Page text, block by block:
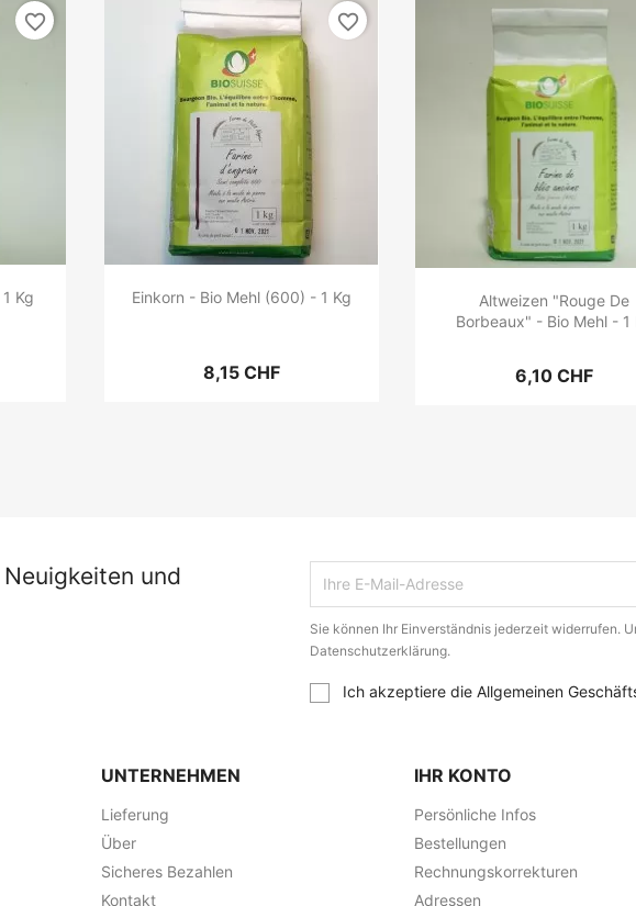
Kg
favorite_border
Einkorn - Bio Mehl (600) - 1 Kg
8,15 CHF
favorite_border
Altweizen "Rouge De
Borbeaux" - Bio Mehl - 1
6,10 CHF
und
Sie können Ihr Einverständnis jederzeit widerrufen.
Datenschutzerklärung.
Ich akzeptiere die Allgemeinen
UNTERNEHMEN
Lieferung
Über
Sicheres Bezahlen
Kontakt
IHR KONTO
Persönliche Infos
Bestellungen
Rechnungskorrekturen
Adressen